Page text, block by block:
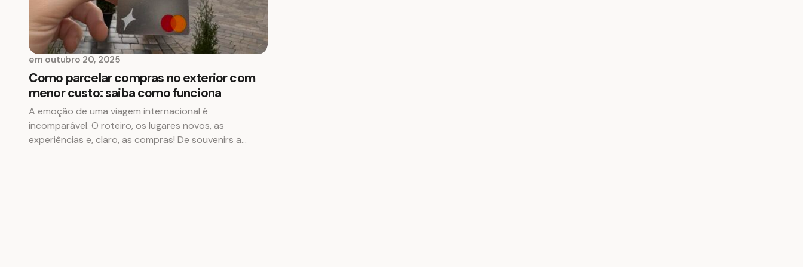
em outubro 20, 2025
Como parcelar compras no exterior com
menor custo: saiba como funciona
A emoção de uma viagem internacional é
incomparável. O roteiro, os lugares novos, as
experiências e, claro, as compras! De souvenirs a…